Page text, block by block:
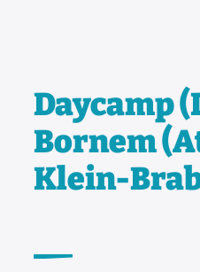
Daycamp
Bornem
Klein-